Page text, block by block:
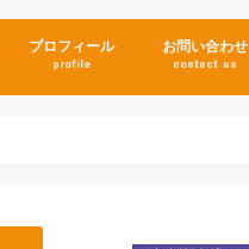
プロフィール
profile
お問い合わせ
contact us